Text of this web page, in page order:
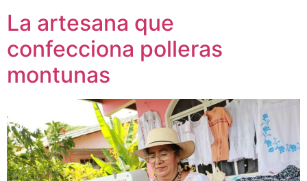
La artesana que
confecciona polleras
montunas